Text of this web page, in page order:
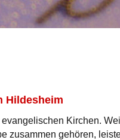
Hildesheim
Kirchen.
zusammen gehören,